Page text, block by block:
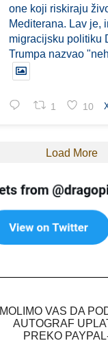
one koji riskiraju
Mediterana. Lav je,
migracijsku politiku
Trumpa nazvao
1 10
Load More
MOLIMO VAS DA
AUTOGRAF
PREKO